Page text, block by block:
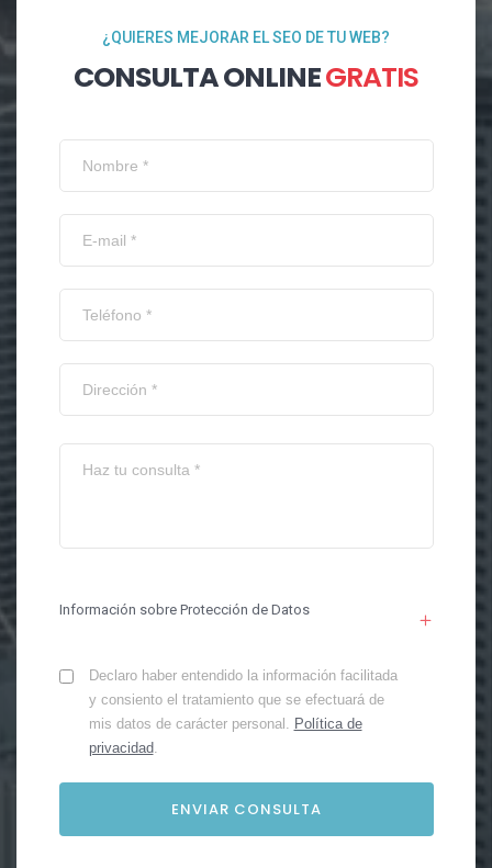
¿QUIERES MEJORAR EL SEO DE TU WEB?
CONSULTA ONLINEGRATIS
Información sobre Protección de Datos
Declaro haber entendido la información facilitada
y consiento el tratamiento que se efectuará de
mis datos de carácter personal. Política de
privacidad.